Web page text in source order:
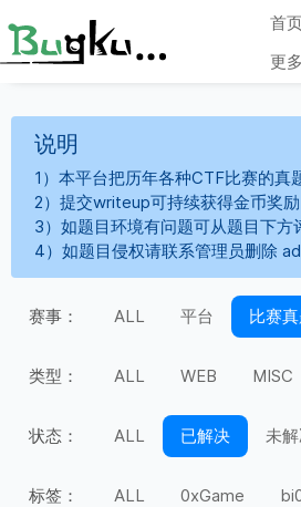
首
更多
说明
1）本平台把历年各种CTF比赛的
2）提交writeup可持续获得金币奖
3）如题目环境有问题可从题目下
4）如题目侵权请联系管理员删除
赛事： ALL 平台 比赛
类型： ALL WEB MISC
状态： ALL 已解决 未
标签： ALL 0xGame